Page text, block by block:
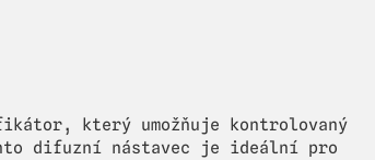
který umožňuje kontrolovaný
difuzní nástavec je ideální pro